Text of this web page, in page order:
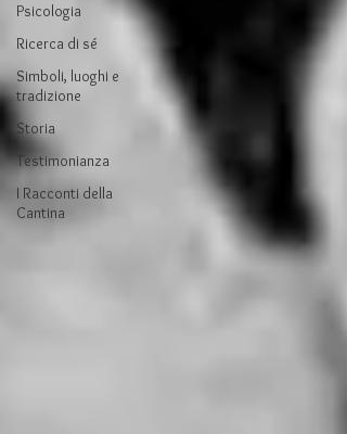
Psicologia
Ricerca di sé
Simboli, luoghi e
tradizione
Storia
Testimonianza
I Racconti della
Cantina